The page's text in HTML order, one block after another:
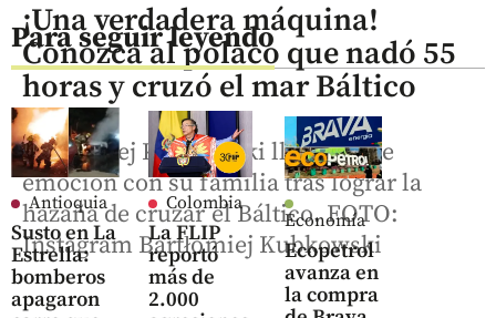
Para seguir leyendo
Antioquia
Susto en La
Estrella:
bomberos
apagaron
Colombia
La FLIP
reportó
más de
2.000
Economía
Ecopetrol
avanza en
la compra
¡Una verdadera máquina!
Conozca al polaco que nadó 55
horas y cruzó el mar Báltico
Bartłomiej Kubkowski llorando de
emoción con su familia tras lograr la
hazaña de cruzar el Báltico. FOTO:
Instagram Bartłomiej Kubkowski